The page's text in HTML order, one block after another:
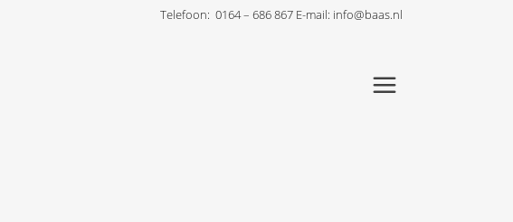
Telefoon: 0164 – 686 867 E-mail: info@baas.nl